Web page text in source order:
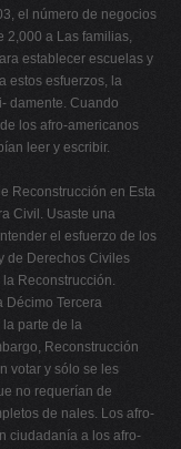
el número de negocios
2,000 a Las familias,
establecer escuelas y
estos esfuerzos, la
damente. Cuando
los afro-americanos
leer y escribir.
Reconstrucción en Esta
Civil. Usaste una
el esfuerzo de los
de Derechos Civiles
Reconstrucción.
Décimo Tercera
la parte de la
Reconstrucción
votar y sólo se les
no requerían de
de nales. Los afro-
ciudadanía a los afro-